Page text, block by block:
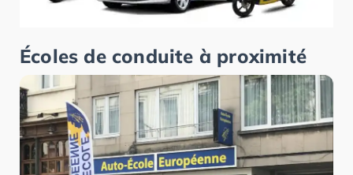
Écoles de conduite à proximité